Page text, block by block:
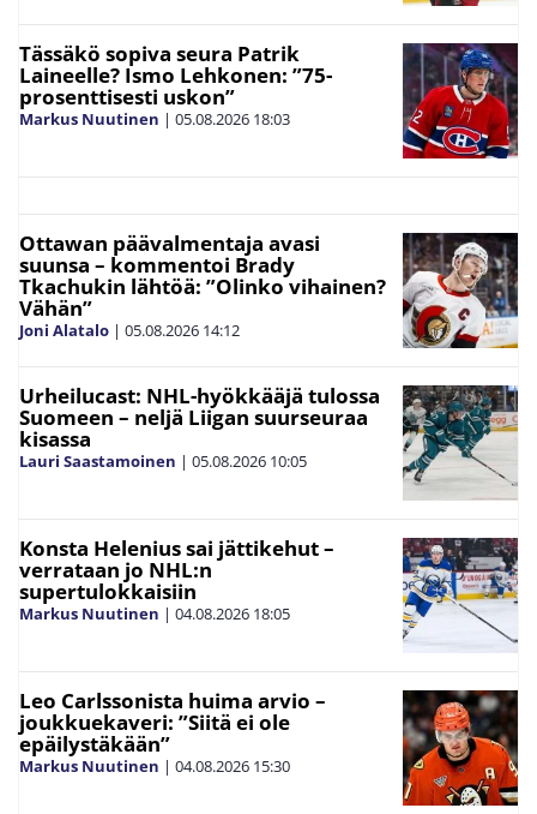
Tässäkö sopiva seura Patrik
Laineelle? Ismo Lehkonen: ”75-
prosenttisesti uskon”
Markus Nuutinen | 05.08.2026 18:03
Ottawan päävalmentaja avasi
suunsa – kommentoi Brady
Tkachukin lähtöä: ”Olinko vihainen?
Vähän”
Joni Alatalo | 05.08.2026 14:12
Urheilucast: NHL-hyökkääjä tulossa
Suomeen – neljä Liigan suurseuraa
kisassa
Lauri Saastamoinen | 05.08.2026 10:05
Konsta Helenius sai jättikehut –
verrataan jo NHL:n
supertulokkaisiin
Markus Nuutinen | 04.08.2026 18:05
Leo Carlssonista huima arvio –
joukkuekaveri: ”Siitä ei ole
epäilystäkään”
Markus Nuutinen | 04.08.2026 15:30